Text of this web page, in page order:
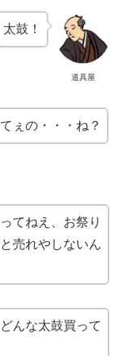
道具屋
太鼓！
ぇの・・・ね？
てねえ、お祭り
売れやしないん
んな太鼓買って